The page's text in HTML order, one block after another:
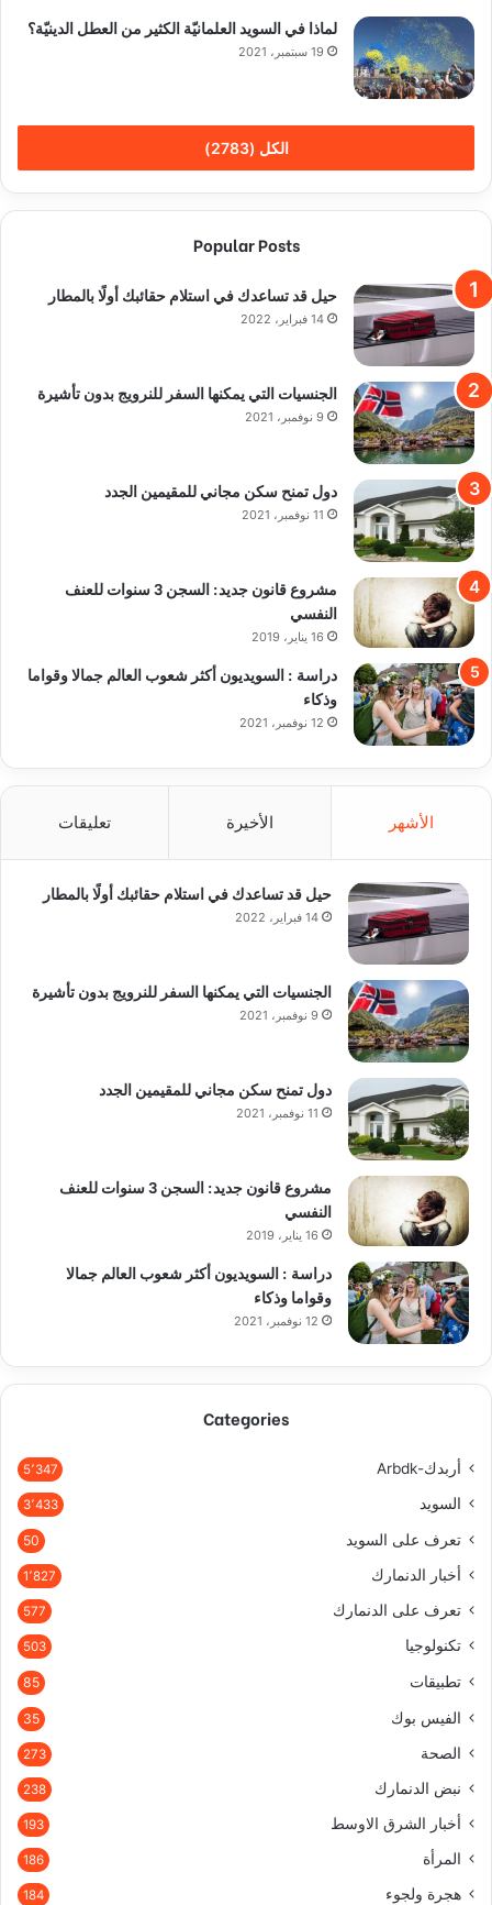
لماذا في السويد العلمانيّة الكثير من العطل الدينيّة؟
19 سبتمبر، 2021
الكل (2783)
Popular Posts
حيل قد تساعدك في استلام حقائبك أولًا بالمطار
14 فبراير، 2022
الجنسيات التي يمكنها السفر للنرويج بدون تأشيرة
9 نوفمبر، 2021
دول تمنح سكن مجاني للمقيمين الجدد
11 نوفمبر، 2021
مشروع قانون جديد: السجن 3 سنوات للعنف
النفسي
16 يناير، 2019
دراسة : السويديون أكثر شعوب العالم جمالا وقواما
وذكاء
12 نوفمبر، 2021
الأشهر الأخيرة تعليقات
حيل قد تساعدك في استلام حقائبك أولًا بالمطار
14 فبراير، 2022
الجنسيات التي يمكنها السفر للنرويج بدون تأشيرة
9 نوفمبر، 2021
دول تمنح سكن مجاني للمقيمين الجدد
11 نوفمبر، 2021
مشروع قانون جديد: السجن 3 سنوات للعنف
النفسي
16 يناير، 2019
دراسة : السويديون أكثر شعوب العالم جمالا
وقواما وذكاء
12 نوفمبر، 2021
Categories
أربدك-Arbdk 5٬347
السويد 3٬433
تعرف على السويد 50
أخبار الدنمارك 1٬827
تعرف على الدنمارك 577
تكنولوجيا 503
تطبيقات 85
الفيس بوك 35
الصحة 273
نبض الدنمارك 238
أخبار الشرق الاوسط 193
المرأة 186
هجرة ولجوء 184